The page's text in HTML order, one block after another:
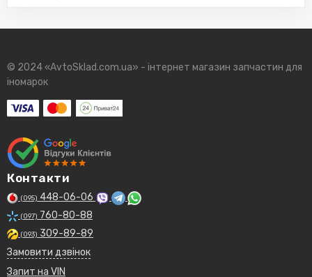
© 2024 «AvtoSklad.com.ua» - інтернет магазин запчастин для
іномарок
Контакти
(095) 448-06-06
(097) 760-80-88
(093) 309-89-89
Замовити дзвінок
Запит на VIN